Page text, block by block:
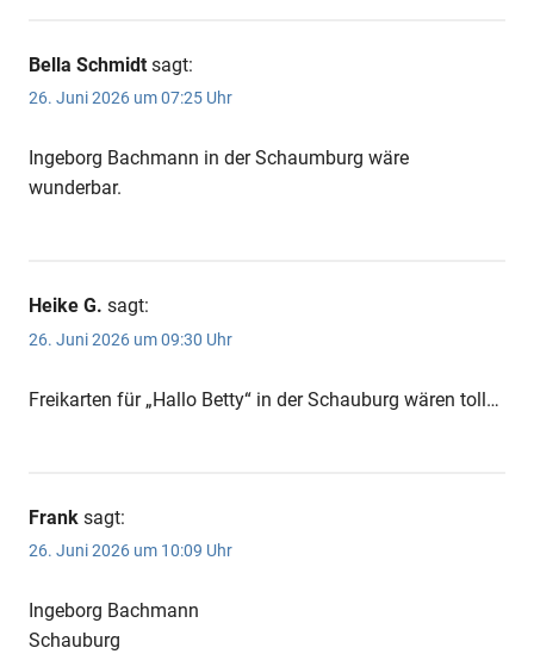
Bella Schmidt sagt:
26. Juni 2026 um 07:25 Uhr
Ingeborg Bachmann in der Schaumburg wäre
wunderbar.
Heike G. sagt:
26. Juni 2026 um 09:30 Uhr
Freikarten für „Hallo Betty“ in der Schauburg wären toll…
Frank sagt:
26. Juni 2026 um 10:09 Uhr
Ingeborg Bachmann
Schauburg